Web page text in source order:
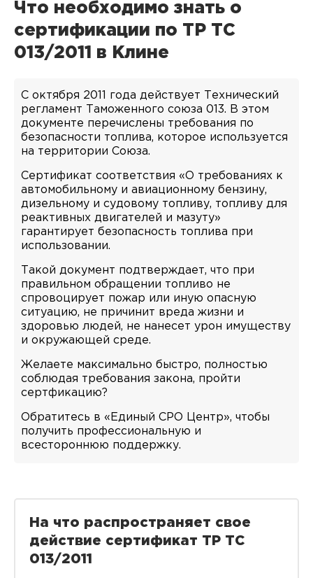
Что необходимо знать о
сертификации по ТР ТС
013/2011 в Клине
С октября 2011 года действует Технический
регламент Таможенного союза 013. В этом
документе перечислены требования по
безопасности топлива, которое используется
на территории Союза.
Сертификат соответствия «О требованиях к
автомобильному и авиационному бензину,
дизельному и судовому топливу, топливу для
реактивных двигателей и мазуту»
гарантирует безопасность топлива при
использовании.
Такой документ подтверждает, что при
правильном обращении топливо не
спровоцирует пожар или иную опасную
ситуацию, не причинит вреда жизни и
здоровью людей, не нанесет урон имуществу
и окружающей среде.
Желаете максимально быстро, полностью
соблюдая требования закона, пройти
сертфикацию?
Обратитесь в «Единый СРО Центр», чтобы
получить профессиональную и
всестороннюю поддержку.
На что распространяет свое
действие сертификат ТР ТС
013/2011